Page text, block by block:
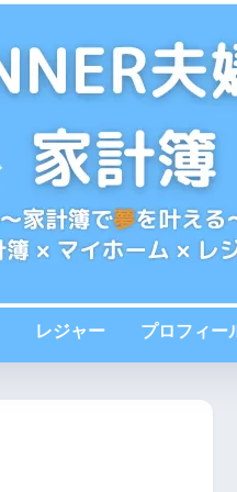
レジャー プロフィー